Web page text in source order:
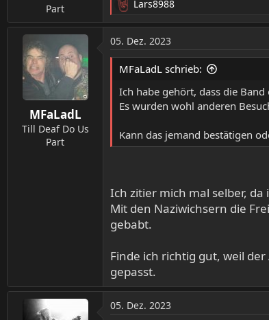
Part
R
e
a
k
t
o
n
e
Lars8988
MFaLadL
Till Deaf Do Us
Part
05. Dez. 2023
MFaLadL schrieb:
Ich habe gehört, dass die
Es wurden wohl anderen
Kann das jemand bestätigen
Ich zitier mich mal selber,
Mit den Naziwichsern die
gebabt.
Finde ich richtig gut, weil
gepasst.
05. Dez. 2023